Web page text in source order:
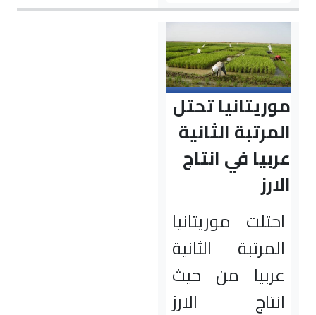
موريتانيا تحتل
المرتبة الثانية
عربيا في انتاج
الارز
احتلت موريتانيا
المرتبة الثانية
عربيا من حيث
انتاج الارز